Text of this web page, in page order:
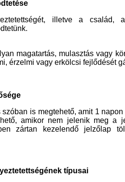
illetve a család,
magatartás, mulasztás vagy
érzelmi vagy erkölcsi fejlődését
is megtehető, amit 1
amikor nem jelenik meg a
zártan kezelendő jelzőlap
típusai